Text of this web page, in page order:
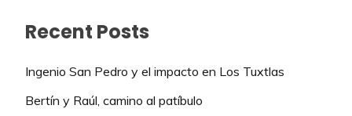
Recent Posts
Ingenio San Pedro y el impacto en Los Tuxtlas
Bertín y Raúl, camino al patíbulo